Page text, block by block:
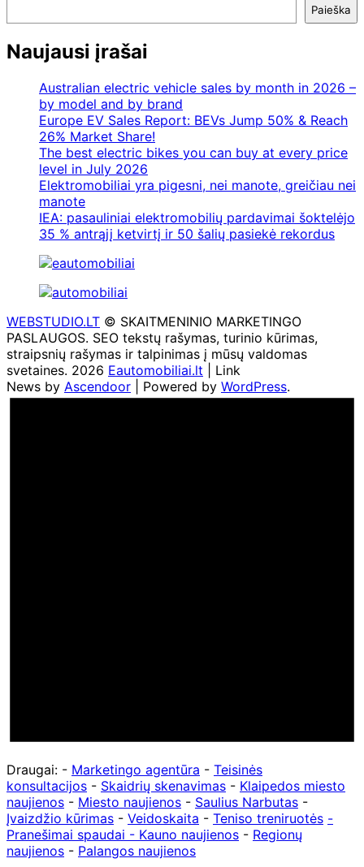
Paieška
Naujausi įrašai
Australian electric vehicle sales by month in 2026 –
by model and by brand
Europe EV Sales Report: BEVs Jump 50% & Reach
26% Market Share!
The best electric bikes you can buy at every price
level in July 2026
Elektromobiliai yra pigesni, nei manote, greičiau nei
manote
IEA: pasauliniai elektromobilių pardavimai šoktelėjo
35 % antrąjį ketvirtį ir 50 šalių pasiekė rekordus
WEBSTUDIO.LT © SKAITMENINIO MARKETINGO
PASLAUGOS. SEO tekstų rašymas, turinio kūrimas,
straipsnių rašymas ir talpinimas į mūsų valdomas
svetaines. 2026 Eautomobiliai.lt | Link
News by Ascendoor | Powered by WordPress.
Draugai: - Marketingo agentūra - Teisinės
konsultacijos - Skaidrių skenavimas - Klaipedos miesto
naujienos - Miesto naujienos - Saulius Narbutas -
Įvaizdžio kūrimas - Veidoskaita - Teniso treniruotės -
Pranešimai spaudai - Kauno naujienos - Regionų
naujienos - Palangos naujienos